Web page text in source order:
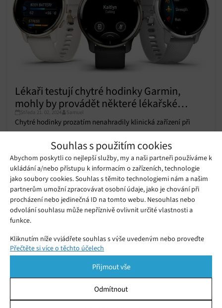
Souhlas s použitím cookies
Abychom poskytli co nejlepší služby, my a naši partneři používáme k
ukládání a/nebo přístupu k informacím o zařízeních, technologie
jako soubory cookies. Souhlas s těmito technologiemi nám a našim
partnerům umožní zpracovávat osobní údaje, jako je chování při
procházení nebo jedinečná ID na tomto webu. Nesouhlas nebo
odvolání souhlasu může nepříznivě ovlivnit určité vlastnosti a
funkce.
Kliknutím níže vyjádřete souhlas s výše uvedeným nebo proveďte
podrobnější rozhodnutí. Vaše volby budou použity pouze na tomto
pomocí přepínačů v Zásadách cookies nebo kliknutím na tlačítko
Spravovat souhlas ve spodní části obrazovky.
Přečtěte si více o těchto účelech
Přijmout vše
Odmítnout
Lékaři testují chytré hodinky Garmin,
mohly by provádět některé lékařské
úkony
Středa 21. 02. 2024 Samuel
Chytré hodinky prozatím nenahradily klinická zařízení při
spolehlivosti.
Kanadský anesteziolog přišel s
konstrukcí, díky které zvládne jeden
plicní ventilátor pomoci více
pacientům
Čtvrtek 26. 03. 2020 Redakce
Italští makeři navrhli speciální
3D tiskárně